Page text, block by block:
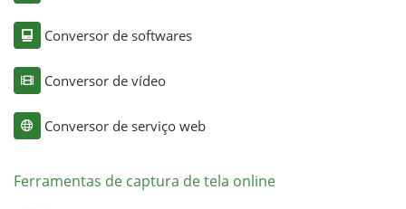
Conversor de softwares
Conversor de vídeo
Conversor de serviço web
Ferramentas de captura de tela online